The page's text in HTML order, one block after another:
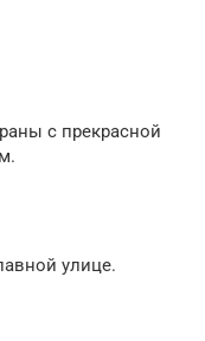
с прекрасной
улице.